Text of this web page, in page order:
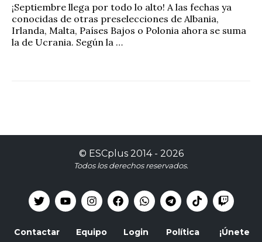
¡Septiembre llega por todo lo alto! A las fechas ya
conocidas de otras preselecciones de Albania,
Irlanda, Malta, Países Bajos o Polonia ahora se suma
la de Ucrania. Según la …
© ESCplus2014 - 2026
Todos los derechos reservados.
Contactar Equipo Login Política ¡Únete